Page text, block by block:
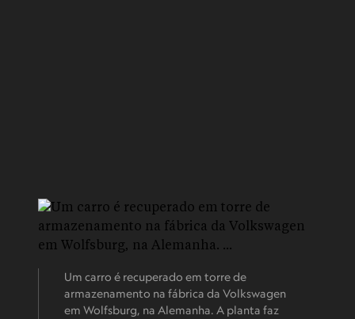
Um carro é recuperado em torre de
armazenamento na fábrica da Volkswagen
em Wolfsburg, na Alemanha. A planta faz